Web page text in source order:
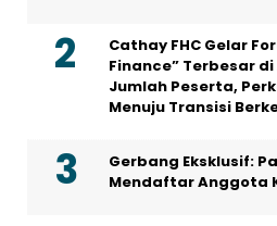
Cathay FHC Gelar
Finance” Terbesar
Jumlah Peserta,
Menuju Transisi
Gerbang Eksklusif:
Mendaftar Anggota